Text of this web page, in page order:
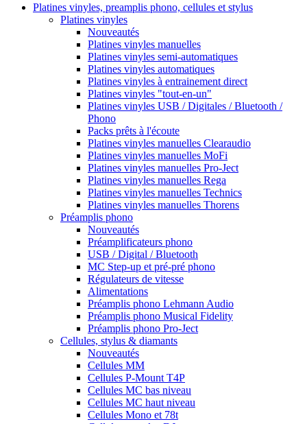
Platines vinyles, preamplis phono, cellules et stylus
Platines vinyles
Nouveautés
Platines vinyles manuelles
Platines vinyles semi-automatiques
Platines vinyles automatiques
Platines vinyles à entrainement direct
Platines vinyles "tout-en-un"
Platines vinyles USB / Digitales / Bluetooth /
Phono
Packs prêts à l'écoute
Platines vinyles manuelles Clearaudio
Platines vinyles manuelles MoFi
Platines vinyles manuelles Pro-Ject
Platines vinyles manuelles Rega
Platines vinyles manuelles Technics
Platines vinyles manuelles Thorens
Préamplis phono
Nouveautés
Préamplificateurs phono
USB / Digital / Bluetooth
MC Step-up et pré-pré phono
Régulateurs de vitesse
Alimentations
Préamplis phono Lehmann Audio
Préamplis phono Musical Fidelity
Préamplis phono Pro-Ject
Cellules, stylus & diamants
Nouveautés
Cellules MM
Cellules P-Mount T4P
Cellules MC bas niveau
Cellules MC haut niveau
Cellules Mono et 78t